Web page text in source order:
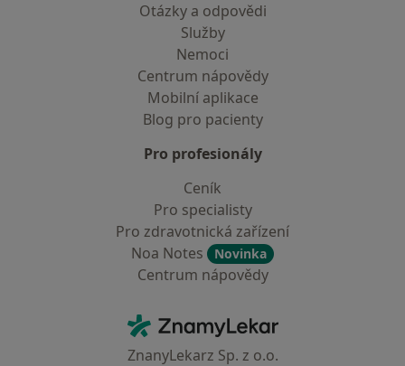
Otázky a odpovědi
Služby
Nemoci
Centrum nápovědy
Mobilní aplikace
Blog pro pacienty
Pro profesionály
Ceník
Pro specialisty
Pro zdravotnická zařízení
Noa Notes
Novinka
Centrum nápovědy
ZnamyLekar - Hlavní stránka
ZnanyLekarz Sp. z o.o.